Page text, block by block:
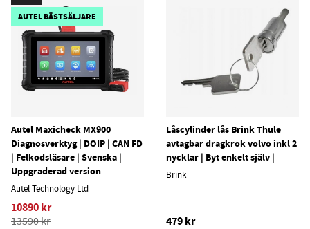
AUTEL BÄSTSÄLJARE
Autel Maxicheck MX900
Diagnosverktyg | DOIP | CAN FD
| Felkodsläsare | Svenska |
Uppgraderad version
Autel Technology Ltd
10890 kr
13590 kr
Låscylinder lås Brink Thule
avtagbar dragkrok volvo inkl 2
nycklar | Byt enkelt själv |
Brink
479 kr